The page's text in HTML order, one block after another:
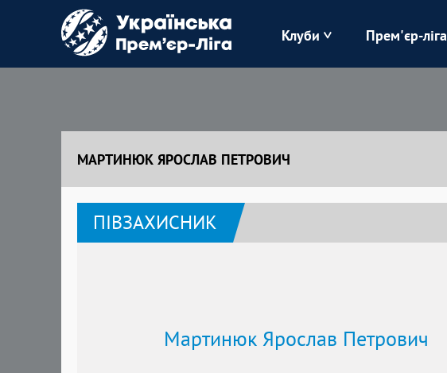
Клуби
Зоря Карпати
Полісся
Прем'єр-ліга
МАРТИНЮК ЯРОСЛАВ ПЕТРОВИЧ
ПІВЗАХИСНИК
Мартинюк Ярослав Петрович